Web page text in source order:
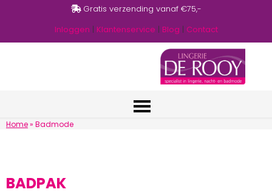
Gratis verzending vanaf €75,-
Inloggen | Klantenservice | Blog | Contact
Home» Badmode
BADPAK